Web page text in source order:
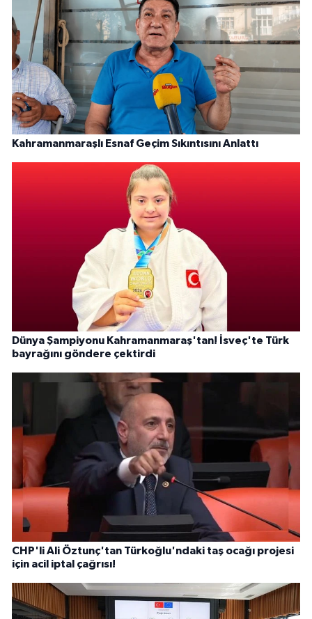
Kahramanmaraşlı Esnaf Geçim Sıkıntısını Anlattı
Dünya Şampiyonu Kahramanmaraş'tan! İsveç'te Türk
bayrağını göndere çektirdi
CHP'li Ali Öztunç'tan Türkoğlu'ndaki taş ocağı projesi
için acil iptal çağrısı!